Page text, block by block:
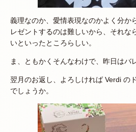
義理なのか、愛情表現なのかよく分か
レゼントするのは難しいから、それな
いといったところらしい。
ま、ともかくそんなわけで、昨日はバ
翌月のお返し、よろしければ Verdi の
でしょうか。